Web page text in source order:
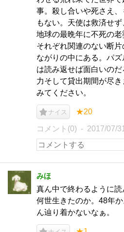
事。殺し合いや死さえ
もない。天使は救済せず
地球の最晩年に不死の老
それぞれ関連のない断
ながりの中にある。パ
は読み返せば面白いの
力そして貸出期間が尽
みてください。
ナイス ★20
コメント(0) 2017/07/31
みほ
真ん中で終わるように読
何世生きたのか。48年
ん辿り着かないなぁ。